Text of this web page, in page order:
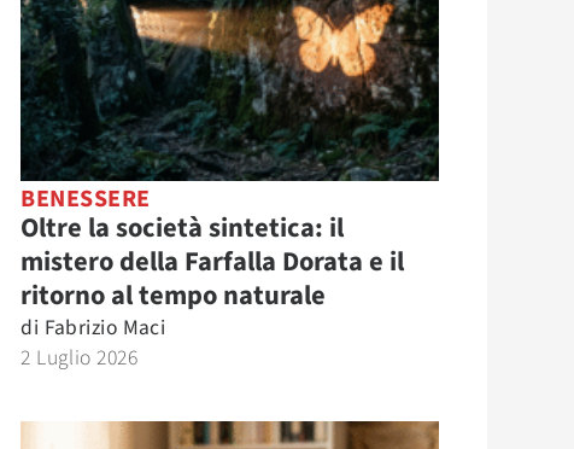
BENESSERE
Oltre la società sintetica: il
mistero della Farfalla Dorata e il
ritorno al tempo naturale
di Fabrizio Maci
2 Luglio 2026